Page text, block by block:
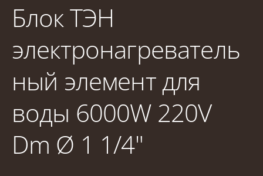
Блок ТЭН
электронагреватель
ный элемент для
воды 6000W 220V
Dm Ø 1 1/4"